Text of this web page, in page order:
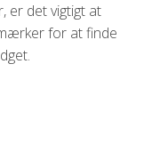
er det vigtigt at
for at finde